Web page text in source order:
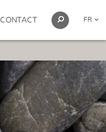
CONTACT FR